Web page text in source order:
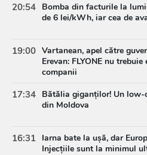
20:54 Bomba din facturile la
de 6 lei/kWh, iar cea de
19:00 Vartanean, apel către
Erevan: FLYONE nu
companii
17:34 Bătălia giganților! Un low-
din Moldova
16:31 Iarna bate la ușă, dar
Injecțiile sunt la minimul